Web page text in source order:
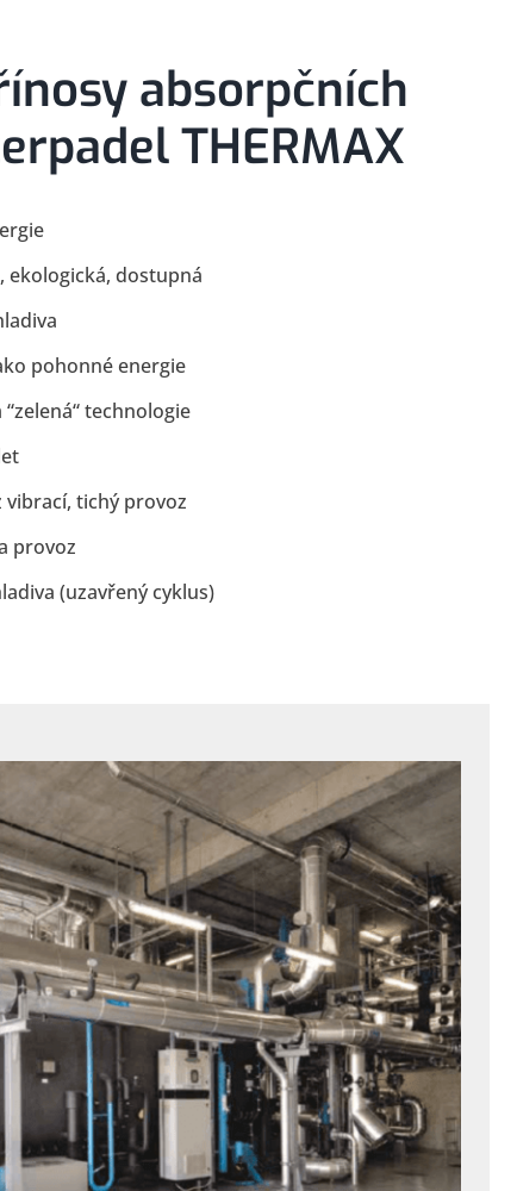
absorpčních
THERMAX
ekologická, dostupná
pohonné energie
technologie
vibrací, tichý provoz
provoz
(uzavřený cyklus)